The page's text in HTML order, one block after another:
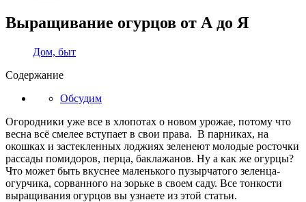
Выращивание огурцов от А до Я
Дом, быт
Содержание
Обсудим
Огородники уже все в хлопотах о новом урожае, потому что
весна всё смелее вступает в свои права. В парниках, на
окошках и застекленных лоджиях зеленеют молодые росточки
рассады помидоров, перца, баклажанов. Ну а как же огурцы?
Что может быть вкуснее маленького пузырчатого зеленца-
огурчика, сорванного на зорьке в своем саду. Все тонкости
выращивания огурцов вы узнаете из этой статьи.